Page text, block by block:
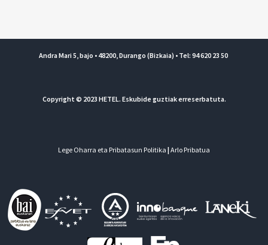
Andra Mari 5, bajo • 48200, Durango (Bizkaia) • Tel: 94 620 23 50
Copyright © 2023 HETEL. Eskubide guztiak erreserbatuta.
Lege Oharra eta Pribatasun Politika |Arlo Pribatua